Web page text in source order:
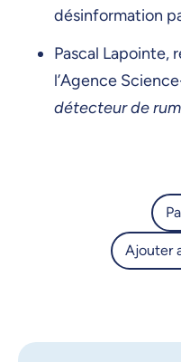
désinformation
​Pascal Lapointe,
l’Agence
détecteur de
Ajouter